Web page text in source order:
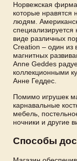
Норвежская
которые нравятся
людям.
специализируется
виде различных
Creation – один из
магнитных
Anne Geddes
коллекционными
Анне Геддес.
Помимо игрушек
карнавальные
мебель,
ночники и другие
Способы